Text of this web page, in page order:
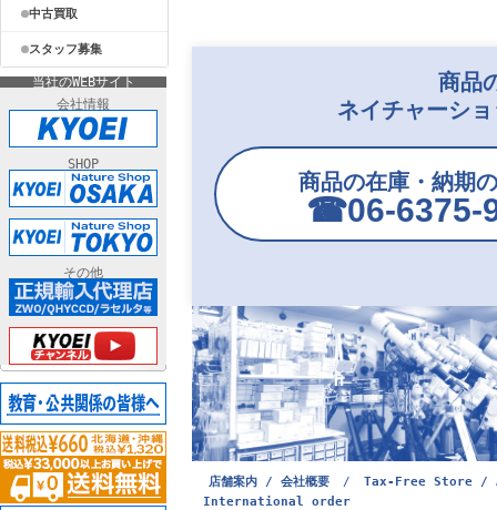
中古買取
スタッフ募集
当社のWEBサイト
会社情報
SHOP
その他
商品
ネイチャーシ
商品の在庫・納期
☎︎06-6375-
店舗案内 / 会社概要 /
Tax-Free Store /
International order